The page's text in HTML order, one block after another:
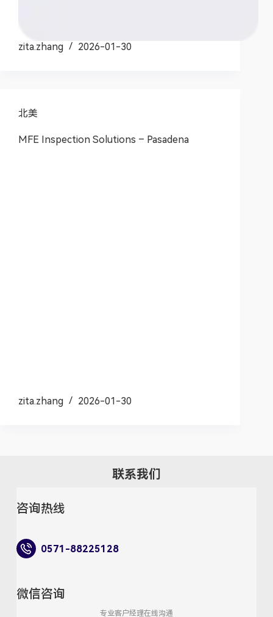
zita.zhang 2026-01-30
北美
MFE Inspection Solutions – Pasadena
zita.zhang 2026-01-30
联系我们
咨询热线
0571-88225128
微信咨询
专业客户经理在线沟通